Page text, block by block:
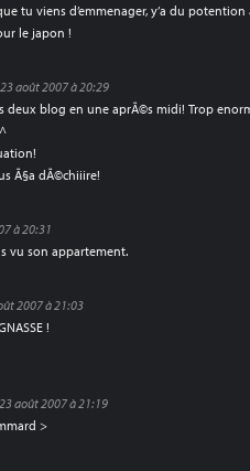
tu viens d’emmenager, y’a du potention
le japon !
23 août 2007 à 20:29
deux blog en une aprÃ©s midi! Trop
Ã§a dÃ©chiiire!
à 20:31
vu son appartement.
2007 à 21:03
!
23 août 2007 à 21:19
>